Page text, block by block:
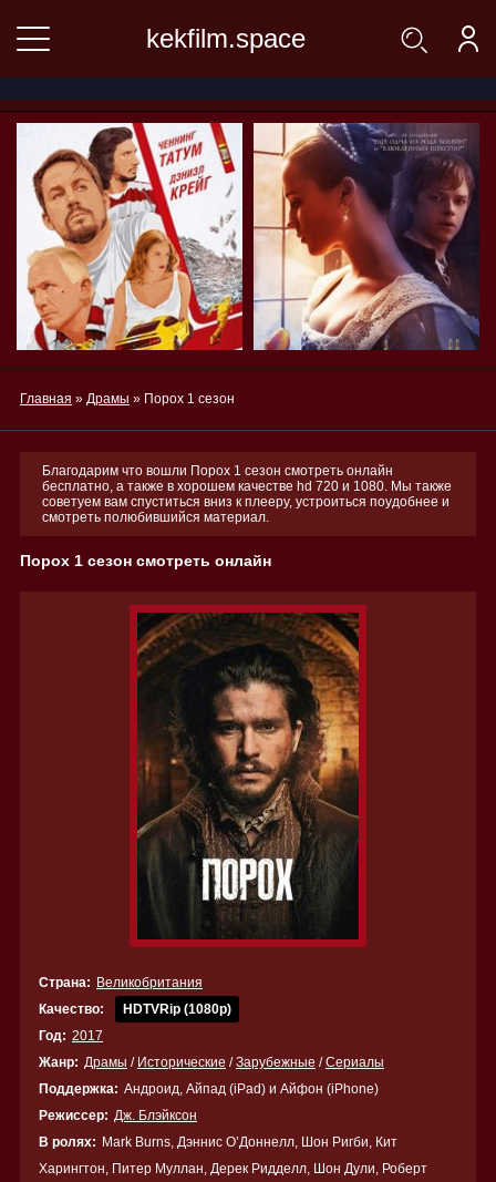
kekfilm.space
Главная » Драмы » Порох 1 сезон
Благодарим что вошли Порох 1 сезон смотреть онлайн
бесплатно, а также в хорошем качестве hd 720 и 1080. Мы также
советуем вам спуститься вниз к плееру, устроиться поудобнее и
смотреть полюбившийся материал.
Порох 1 сезон смотреть онлайн
Страна: Великобритания
Качество:
HDTVRip (1080p)
Год: 2017
Жанр: Драмы / Исторические /Зарубежные /Сериалы
Поддержка: Андроид, Айпад (iPad) и Айфон (iPhone)
Режиссер: Дж. Блэйксон
В ролях: Mark Burns, Дэннис О’Доннелл, Шон Ригби, Кит
Харингтон, Питер Муллан, Дерек Ридделл, Шон Дули, Роберт